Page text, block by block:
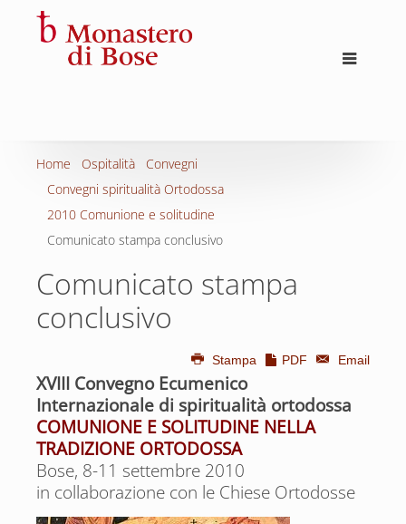
Home Ospitalità
Convegni
Convegni spiritualità Ortodossa
2010 Comunione e solitudine
Comunicato stampa conclusivo
Comunicato stampa
conclusivo
Stampa PDF Email
XVIII Convegno Ecumenico
Internazionale di spiritualità ortodossa
COMUNIONE E SOLITUDINE NELLA
TRADIZIONE ORTODOSSA
Bose, 8-11 settembre 2010
in collaborazione con le Chiese Ortodosse